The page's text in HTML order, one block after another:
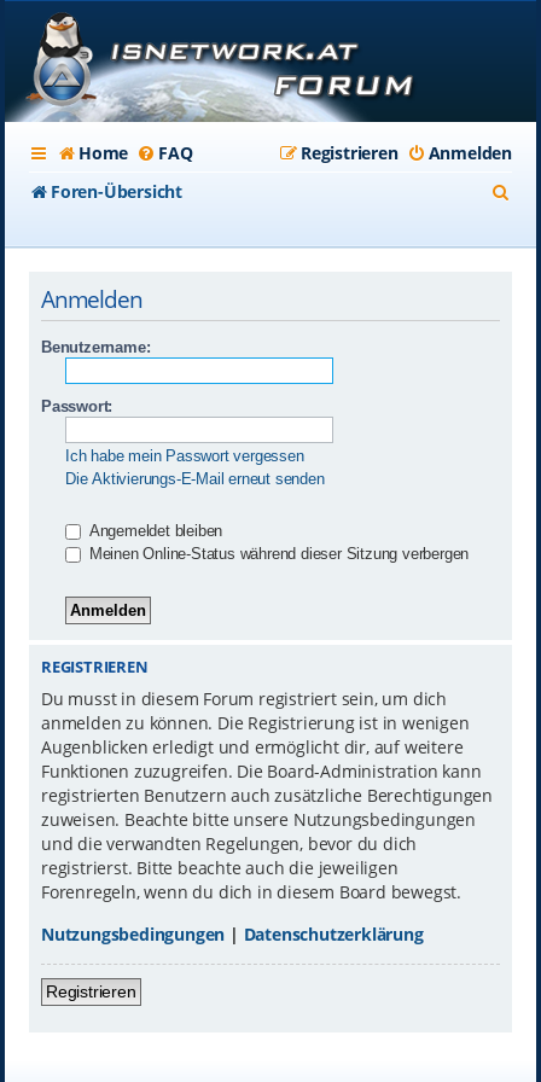
Home FAQ Anmelden
Registrieren
Foren-Übersicht
Anmelden
Benutzername:
Passwort:
Ich habe mein Passwort vergessen
Die Aktivierungs-E-Mail erneut senden
Angemeldet bleiben
Meinen Online-Status während dieser Sitzung verbergen
REGISTRIEREN
Du musst in diesem Forum registriert sein, um dich
anmelden zu können. Die Registrierung ist in wenigen
Augenblicken erledigt und ermöglicht dir, auf weitere
Funktionen zuzugreifen. Die Board-Administration kann
registrierten Benutzern auch zusätzliche Berechtigungen
zuweisen. Beachte bitte unsere Nutzungsbedingungen
und die verwandten Regelungen, bevor du dich
registrierst. Bitte beachte auch die jeweiligen
Forenregeln, wenn du dich in diesem Board bewegst.
Nutzungsbedingungen | Datenschutzerklärung
Registrieren